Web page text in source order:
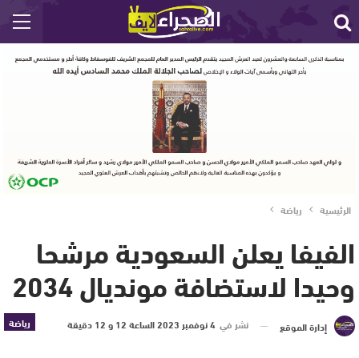
الرئيسية رياضة
الفيفا يعلن السعودية مرشحا
وحيدا لاستضافة مونديال 2034
رياضة إدارة الموقع نشر في 4 نوفمبر 2023 الساعة 12 و 12 دقيقة